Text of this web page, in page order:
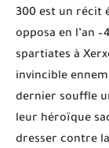
300 est un récit
opposa en l’an
spartiates à
invincible
dernier souffle
leur héroïque
dresser contre